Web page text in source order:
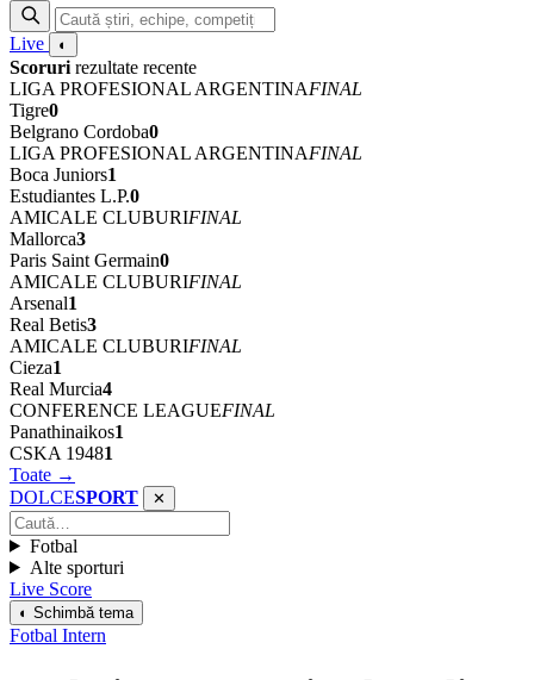
Live ◐
Scoruri rezultate recente
LIGA PROFESIONAL ARGENTINAFINAL
Tigre0
Belgrano Cordoba0
LIGA PROFESIONAL ARGENTINAFINAL
Boca Juniors1
Estudiantes L.P.0
AMICALE CLUBURIFINAL
Mallorca3
Paris Saint Germain0
AMICALE CLUBURIFINAL
Arsenal1
Real Betis3
AMICALE CLUBURIFINAL
Cieza1
Real Murcia4
CONFERENCE LEAGUEFINAL
Panathinaikos1
CSKA 19481
Toate →
DOLCESPORT ✕
Fotbal
Alte sporturi
Live Score
◐ Schimbă tema
Fotbal Intern